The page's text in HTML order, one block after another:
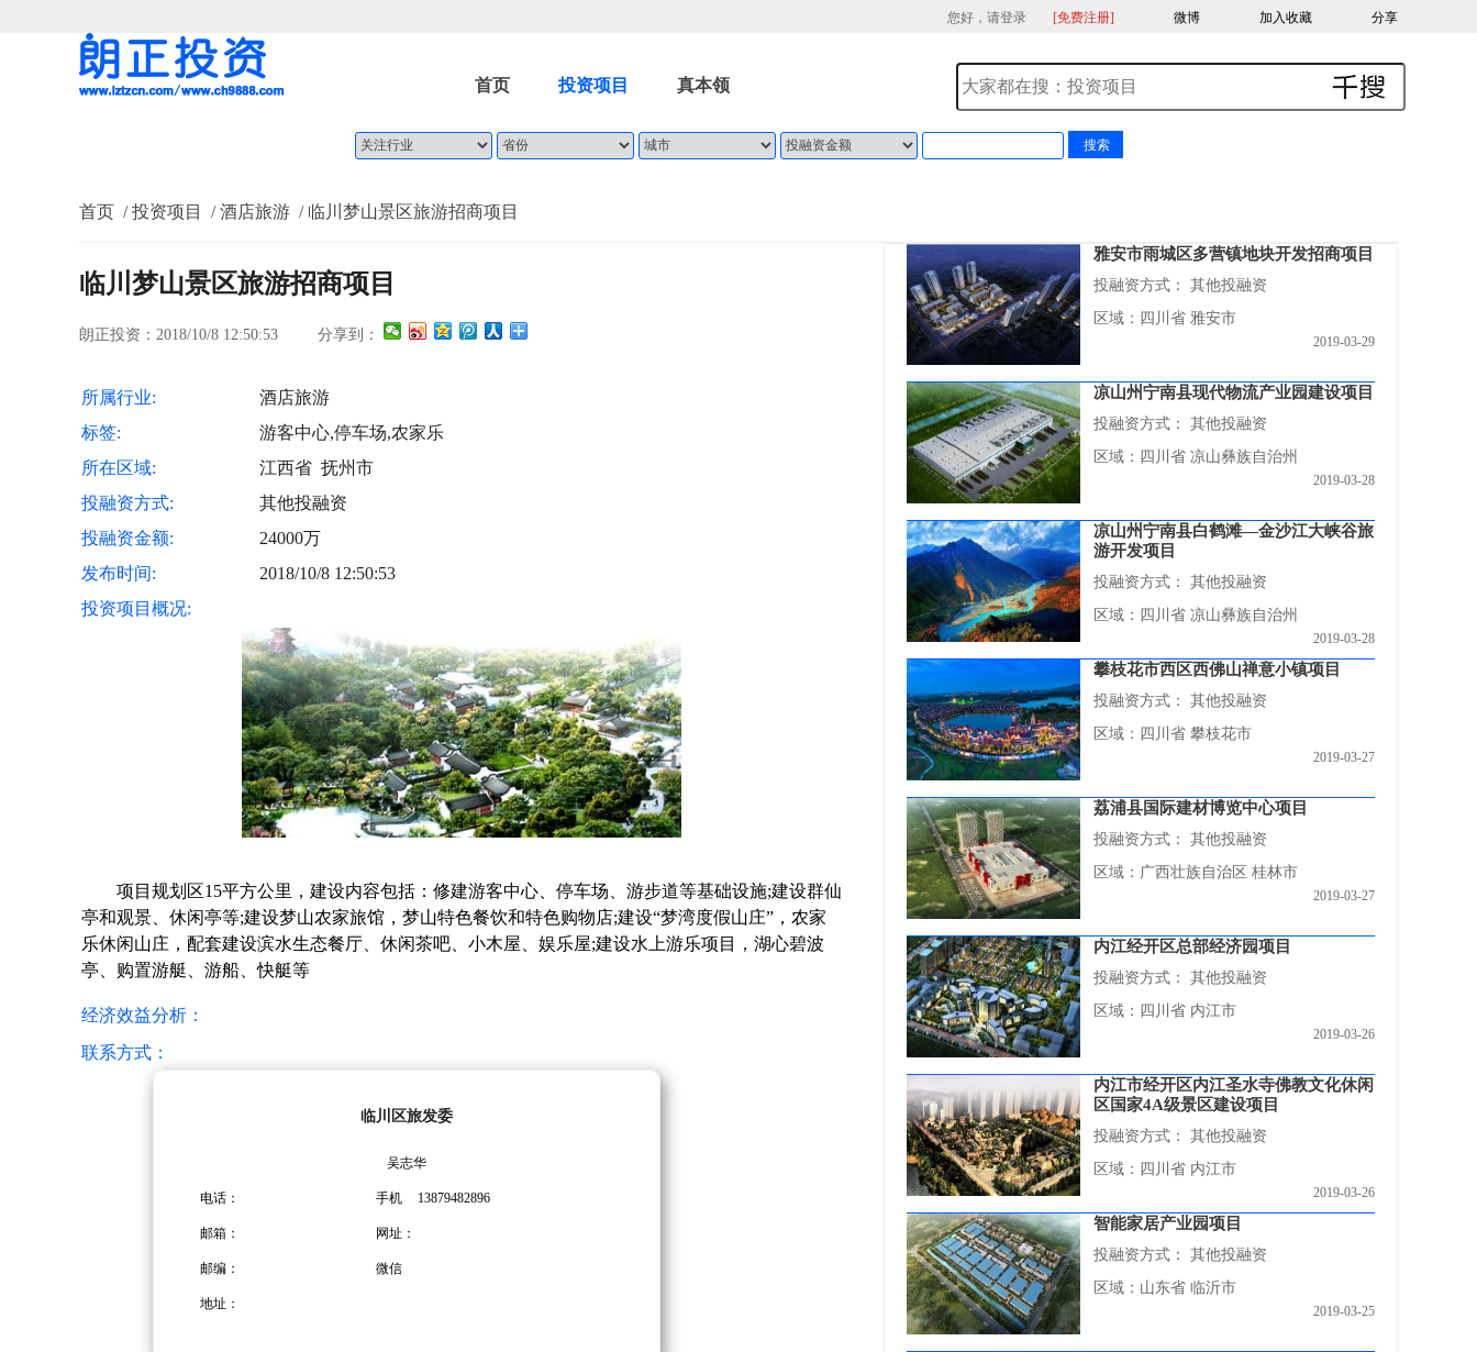
您好，请登录 [免费注册] 微博 加入收藏 分享
首页 投资项目 真本领
首页 / 投资项目 / 酒店旅游 / 临川梦山景区旅游招商项目
临川梦山景区旅游招商项目
朗正投资：2018/10/8 12:50:53 分享到：
所属行业:
酒店旅游
标签:
游客中心,停车场,农家乐
所在区域:
江西省 抚州市
投融资方式:
其他投融资
投融资金额:
24000万
发布时间:
2018/10/8 12:50:53
投资项目概况:
项目规划区15平方公里，建设内容包括：修建游客中心、停车场、游步道等基础设施;建设群仙
亭和观景、休闲亭等;建设梦山农家旅馆，梦山特色餐饮和特色购物店;建设“梦湾度假山庄”，农家
乐休闲山庄，配套建设滨水生态餐厅、休闲茶吧、小木屋、娱乐屋;建设水上游乐项目，湖心碧波
亭、购置游艇、游船、快艇等
经济效益分析：
联系方式：
临川区旅发委
吴志华
电话： 手机 13879482896
邮箱： 网址：
邮编： 微信
地址：
雅安市雨城区多营镇地块开发招商项目
投融资方式：
其他投融资
区域：四川省 雅安市
2019-03-29
凉山州宁南县现代物流产业园建设项目
投融资方式：
其他投融资
区域：四川省 凉山彝族自治州
2019-03-28
凉山州宁南县白鹤滩—金沙江大峡谷旅
游开发项目
投融资方式：
其他投融资
区域：四川省 凉山彝族自治州
2019-03-28
攀枝花市西区西佛山禅意小镇项目
投融资方式：
其他投融资
区域：四川省 攀枝花市
2019-03-27
荔浦县国际建材博览中心项目
投融资方式：
其他投融资
区域：广西壮族自治区 桂林市
2019-03-27
内江经开区总部经济园项目
投融资方式：
其他投融资
区域：四川省 内江市
2019-03-26
内江市经开区内江圣水寺佛教文化休闲
区国家4A级景区建设项目
投融资方式：
其他投融资
区域：四川省 内江市
2019-03-26
智能家居产业园项目
投融资方式：
其他投融资
区域：山东省 临沂市
2019-03-25